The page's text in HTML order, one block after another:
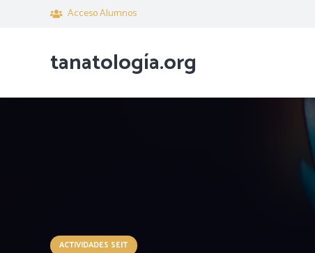
Acceso Alumnos
tanatología.org
ACTIVIDADES SEIT